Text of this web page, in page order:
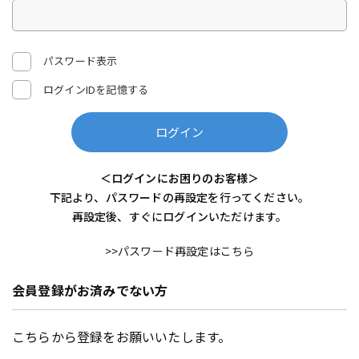
パスワード表示
ログインIDを記憶する
ログイン
＜ログインにお困りのお客様＞
下記より、パスワードの再設定を行ってください。
再設定後、すぐにログインいただけます。
>>パスワード再設定はこちら
会員登録がお済みでない方
こちらから登録をお願いいたします。